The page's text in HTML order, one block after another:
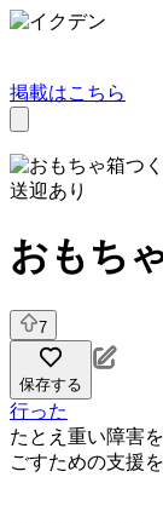
掲載はこちら
送迎あり
おもち
7
保存する
行った
たとえ重い障害
ごすための支援を